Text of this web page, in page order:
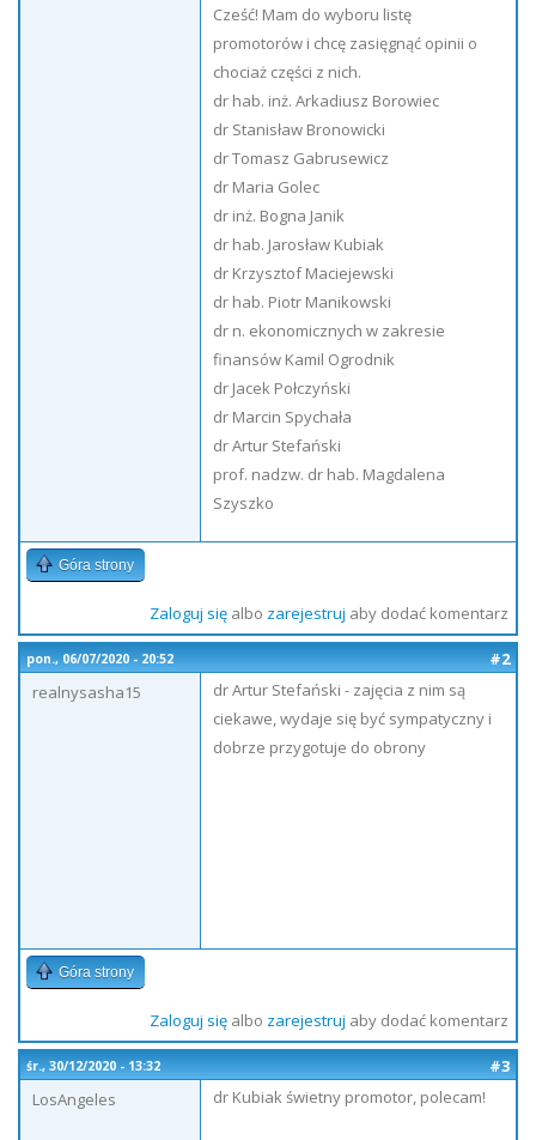
Cześć! Mam do wyboru listę
promotorów i chcę zasięgnąć opinii o
chociaż części z nich.
dr hab. inż. Arkadiusz Borowiec
dr Stanisław Bronowicki
dr Tomasz Gabrusewicz
dr Maria Golec
dr inż. Bogna Janik
dr hab. Jarosław Kubiak
dr Krzysztof Maciejewski
dr hab. Piotr Manikowski
dr n. ekonomicznych w zakresie
finansów Kamil Ogrodnik
dr Jacek Połczyński
dr Marcin Spychała
dr Artur Stefański
prof. nadzw. dr hab. Magdalena
Szyszko
Góra strony
Zaloguj sięalbo zarejestruj aby dodać komentarz
pon., 06/07/2020 - 20:52
#2
realnysasha15
dr Artur Stefański - zajęcia z nim są
ciekawe, wydaje się być sympatyczny i
dobrze przygotuje do obrony
Góra strony
Zaloguj sięalbo zarejestruj aby dodać komentarz
śr., 30/12/2020 - 13:32
#3
LosAngeles
dr Kubiak świetny promotor, polecam!